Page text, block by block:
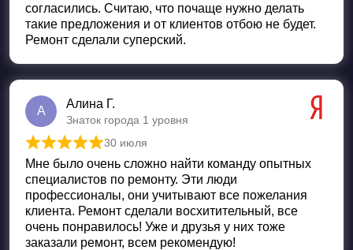
согласились. Считаю, что почаще нужно делать
такие предложения и от клиентов отбою не будет.
Ремонт сделали суперский.
А
Алина Г.
Знаток города 1 уровня
Оценка 5 из 5
30 июля
Мне было очень сложно найти команду опытных
специалистов по ремонту. Эти люди
профессионалы, они учитывают все пожелания
клиента. Ремонт сделали восхитительный, все
очень понравилось! Уже и друзья у них тоже
заказали ремонт, всем рекомендую!